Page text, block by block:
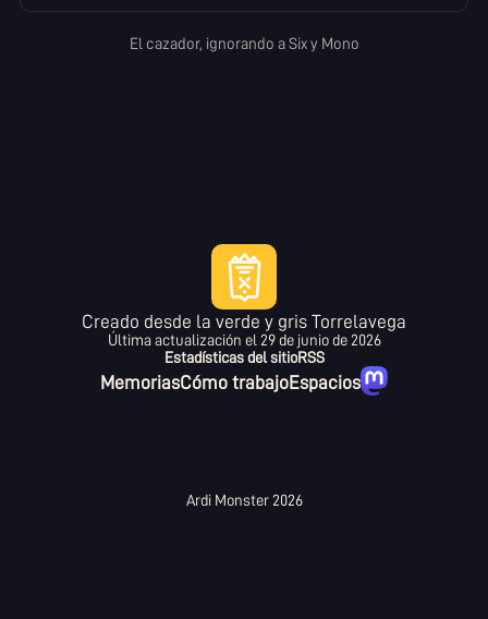
El cazador, ignorando a Six y Mono
Creado desde la verde y gris Torrelavega
Última actualización el29 de junio de 2026
Estadísticas del sitioRSS
MemoriasCómo trabajoEspacios
Ardi Monster 2026